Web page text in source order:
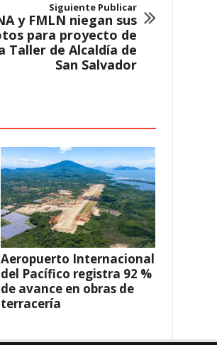
Siguiente Publicar
y FMLN niegan sus
para proyecto de
Taller de Alcaldía de
San Salvador
Aeropuerto Internacional
del Pacífico registra 92 %
de avance en obras de
terracería